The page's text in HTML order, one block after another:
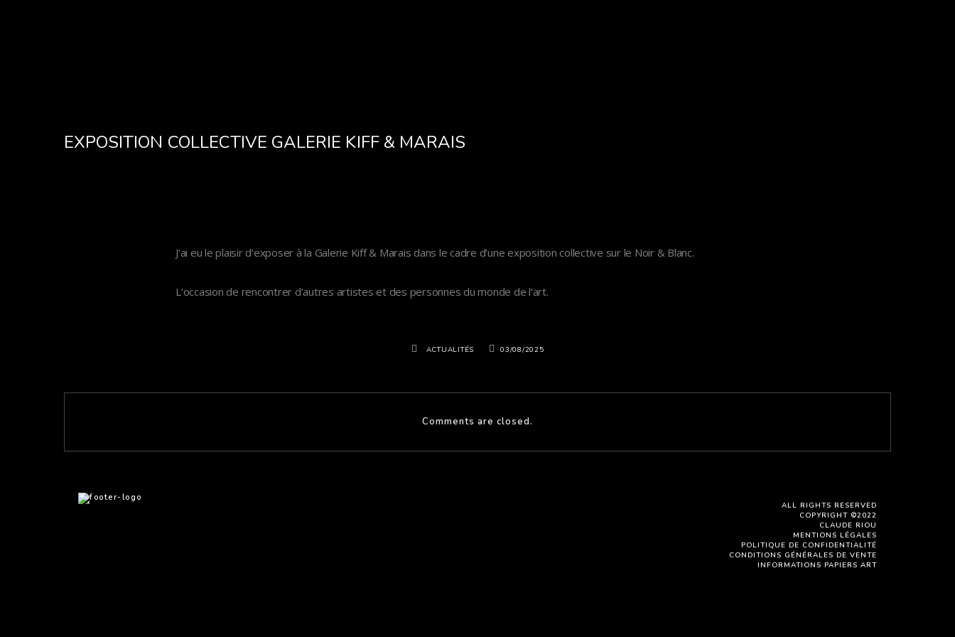
EXPOSITION COLLECTIVE GALERIE KIFF & MARAIS
J’ai eu le plaisir d’exposer à la Galerie Kiff & Marais dans le cadre d’une exposition collective sur le Noir & Blanc.
L’occasion de rencontrer d’autres artistes et des personnes du monde de l’art.
ACTUALITÉS 03/08/2025
Comments are closed.
ALL RIGHTS RESERVED
COPYRIGHT ©2022
CLAUDE RIOU
MENTIONS LÉGALES
POLITIQUE DE CONFIDENTIALITÉ
CONDITIONS GÉNÉRALES DE VENTE
INFORMATIONS PAPIERS ART